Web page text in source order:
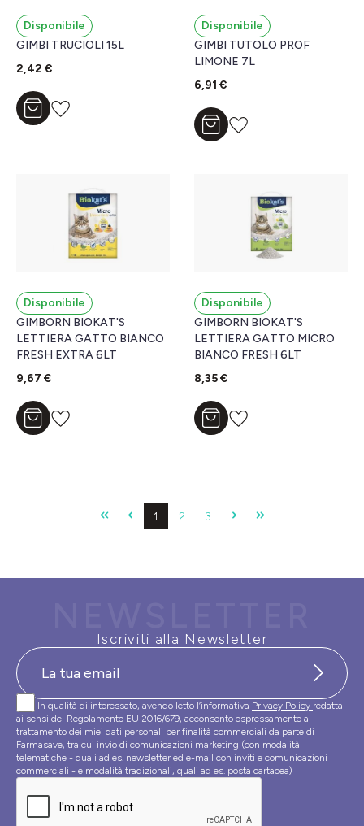
Disponibile
GIMBI TRUCIOLI 15L
2,42 €
Aggiungi al carrello
Disponibile
GIMBI TUTOLO PROF
LIMONE 7L
6,91 €
Aggiungi al carrello
Disponibile
GIMBORN BIOKAT'S
LETTIERA GATTO BIANCO
FRESH EXTRA 6LT
9,67 €
Aggiungi al carrello
Disponibile
GIMBORN BIOKAT'S
LETTIERA GATTO MICRO
BIANCO FRESH 6LT
8,35 €
Aggiungi al carrello
Pagina
1 Pagina
2 Pagina
3
Iscriviti alla Newsletter
In qualità di interessato, avendo letto l’informativa Privacy Policy redatta
ai sensi del Regolamento EU 2016/679, acconsento espressamente al
trattamento dei miei dati personali per finalità commerciali da parte di
Farmasave, tra cui invio di comunicazioni marketing (con modalità
telematiche - quali ad es. newsletter ed e-mail con inviti e comunicazioni
commerciali - e modalità tradizionali, quali ad es. posta cartacea)